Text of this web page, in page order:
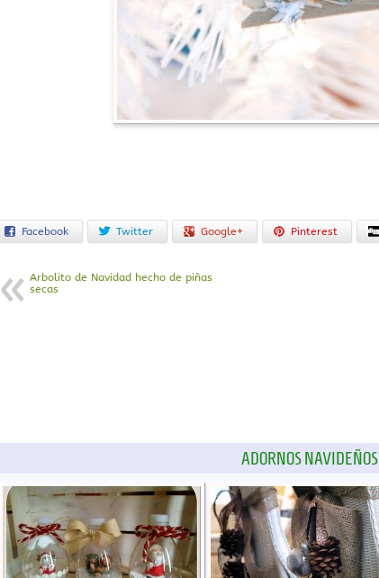
Facebook Twitter Google+ Pinterest
Arbolito de Navidad hecho de piñas
secas
ADORNOS NAVIDEÑOS